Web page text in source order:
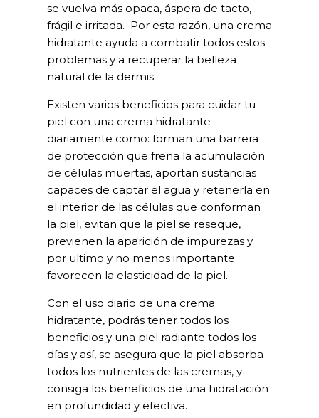
se vuelva más opaca, áspera de tacto,
frágil e irritada. Por esta razón, una crema
hidratante ayuda a combatir todos estos
problemas y a recuperar la belleza
natural de la dermis.
Existen varios beneficios para cuidar tu
piel con una crema hidratante
diariamente como: forman una barrera
de protección que frena la acumulación
de células muertas, aportan sustancias
capaces de captar el agua y retenerla en
el interior de las células que conforman
la piel, evitan que la piel se reseque,
previenen la aparición de impurezas y
por ultimo y no menos importante
favorecen la elasticidad de la piel.
Con el uso diario de una crema
hidratante, podrás tener todos los
beneficios y una piel radiante todos los
días y así, se asegura que la piel absorba
todos los nutrientes de las cremas, y
consiga los beneficios de una hidratación
en profundidad y efectiva.